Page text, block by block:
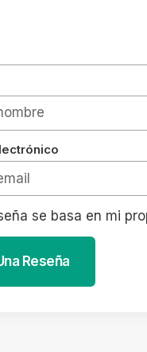
se basa en mi
Reseña